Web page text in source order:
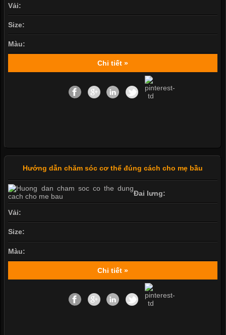
Vải:
Size:
Màu:
Chi tiết »
Hướng dẫn chăm sóc cơ thể đúng cách cho mẹ bầu
Đai lưng:
Vải:
Size:
Màu:
Chi tiết »